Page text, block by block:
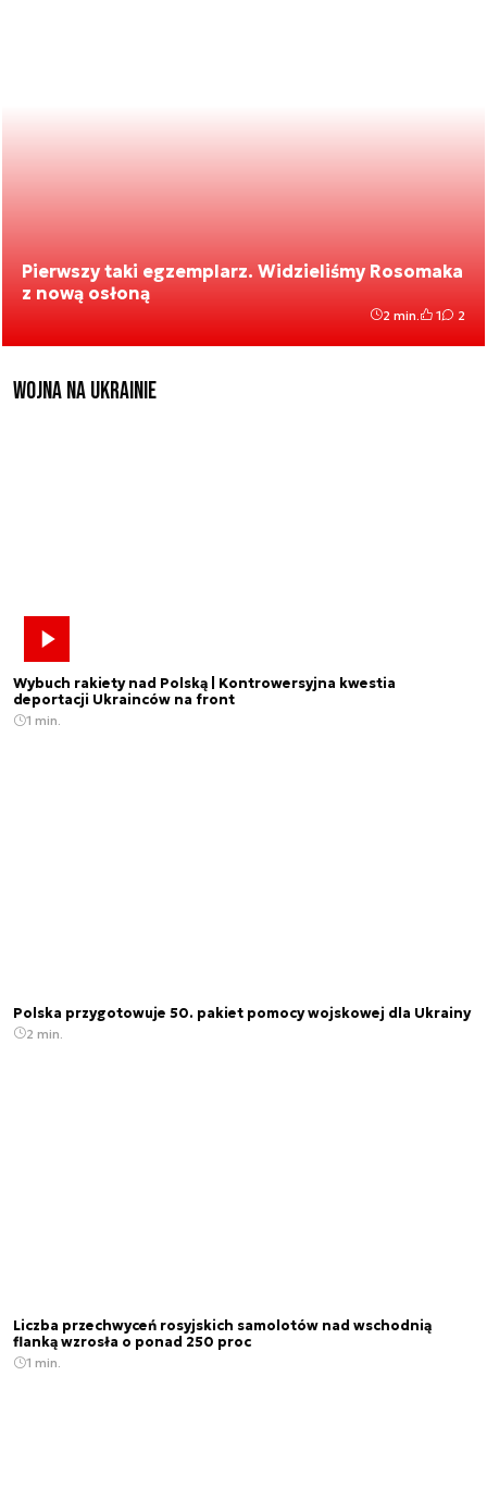
Pierwszy taki egzemplarz. Widzieliśmy Rosomaka
z nową osłoną
2 min. 1 2
Wojna na Ukrainie
Wybuch rakiety nad Polską | Kontrowersyjna kwestia
deportacji Ukrainców na front
1 min.
Polska przygotowuje 50. pakiet pomocy wojskowej dla Ukrainy
2 min.
Liczba przechwyceń rosyjskich samolotów nad wschodnią
flanką wzrosła o ponad 250 proc
1 min.